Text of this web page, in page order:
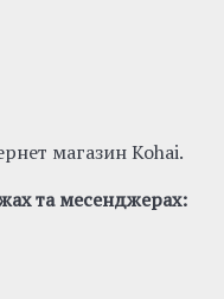
магазин Kohai.
та месенджерах: